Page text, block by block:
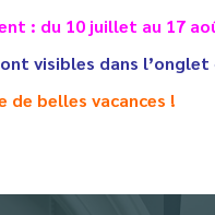
: du 10 juillet au 17
visibles dans l’onglet
de belles vacances !
de la
de Barral
aux olympiades
Valérie